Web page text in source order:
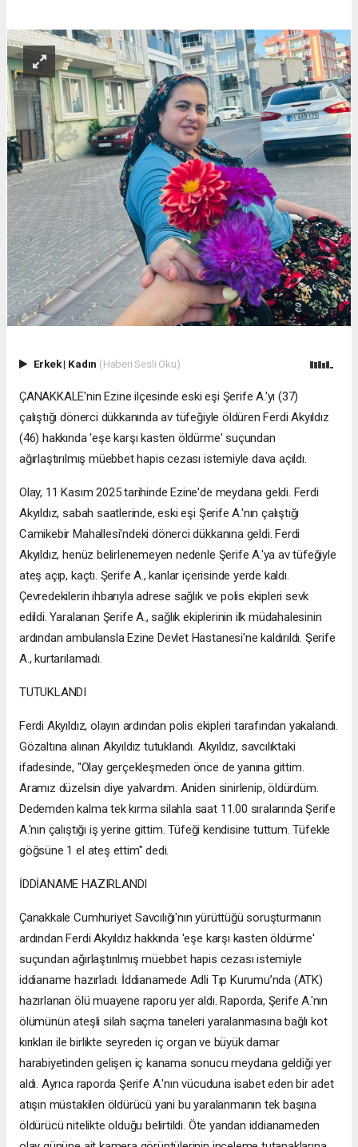
Erkek| Kadın (Haberi Sesli Oku)
ÇANAKKALE'nin Ezine ilçesinde eski eşi Şerife A.'yı (37)
çalıştığı dönerci dükkanında av tüfeğiyle öldüren Ferdi Akyıldız
(46) hakkında 'eşe karşı kasten öldürme' suçundan
ağırlaştırılmış müebbet hapis cezası istemiyle dava açıldı.
Olay, 11 Kasım 2025 tarihinde Ezine'de meydana geldi. Ferdi
Akyıldız, sabah saatlerinde, eski eşi Şerife A.'nın çalıştığı
Camikebir Mahallesi'ndeki dönerci dükkanına geldi. Ferdi
Akyıldız, henüz belirlenemeyen nedenle Şerife A.'ya av tüfeğiyle
ateş açıp, kaçtı. Şerife A., kanlar içerisinde yerde kaldı.
Çevredekilerin ihbarıyla adrese sağlık ve polis ekipleri sevk
edildi. Yaralanan Şerife A., sağlık ekiplerinin ilk müdahalesinin
ardından ambulansla Ezine Devlet Hastanesi'ne kaldırıldı. Şerife
A., kurtarılamadı.
TUTUKLANDI
Ferdi Akyıldız, olayın ardından polis ekipleri tarafından yakalandı.
Gözaltına alınan Akyıldız tutuklandı. Akyıldız, savcılıktaki
ifadesinde, "Olay gerçekleşmeden önce de yanına gittim.
Aramız düzelsin diye yalvardım. Aniden sinirlenip, öldürdüm.
Dedemden kalma tek kırma silahla saat 11.00 sıralarında Şerife
A.'nın çalıştığı iş yerine gittim. Tüfeği kendisine tuttum. Tüfekle
göğsüne 1 el ateş ettim" dedi.
İDDİANAME HAZIRLANDI
Çanakkale Cumhuriyet Savcılığı'nın yürüttüğü soruşturmanın
ardından Ferdi Akyıldız hakkında 'eşe karşı kasten öldürme'
suçundan ağırlaştırılmış müebbet hapis cezası istemiyle
iddianame hazırladı. İddianamede Adli Tıp Kurumu’nda (ATK)
hazırlanan ölü muayene raporu yer aldı. Raporda, Şerife A.'nın
ölümünün ateşli silah saçma taneleri yaralanmasına bağlı kot
kırıkları ile birlikte seyreden iç organ ve büyük damar
harabiyetinden gelişen iç kanama sonucu meydana geldiği yer
aldı. Ayrıca raporda Şerife A.'nın vücuduna isabet eden bir adet
atışın müstakilen öldürücü yani bu yaralanmanın tek başına
öldürücü nitelikte olduğu belirtildi. Öte yandan iddianameden